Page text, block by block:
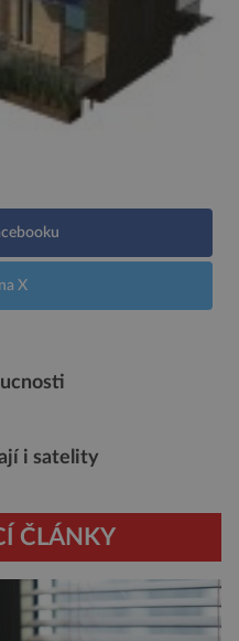
X
i satelity
ČLÁNKY